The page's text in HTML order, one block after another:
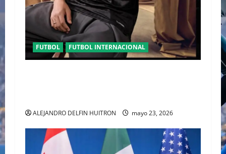
FUTBOL FUTBOL INTERNACIONAL
ALEJANDRO DELFIN HUITRON mayo 23, 2026